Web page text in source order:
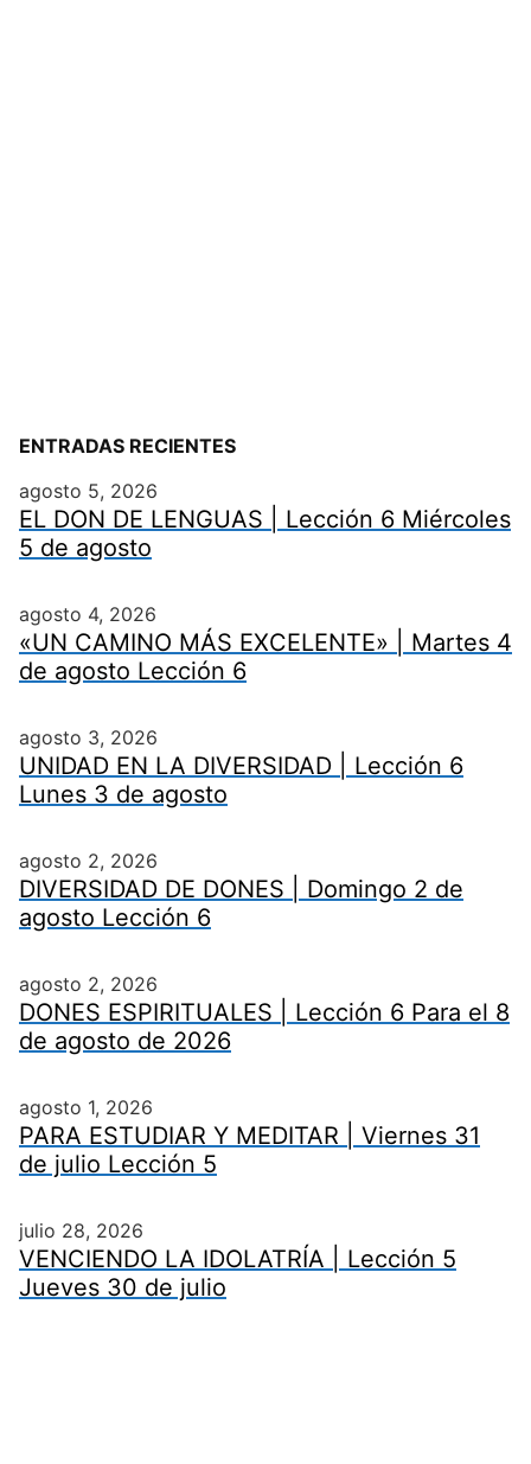
ENTRADAS RECIENTES
agosto 5, 2026
EL DON DE LENGUAS | Lección 6 Miércoles
5 de agosto
agosto 4, 2026
«UN CAMINO MÁS EXCELENTE» | Martes 4
de agosto Lección 6
agosto 3, 2026
UNIDAD EN LA DIVERSIDAD | Lección 6
Lunes 3 de agosto
agosto 2, 2026
DIVERSIDAD DE DONES | Domingo 2 de
agosto Lección 6
agosto 2, 2026
DONES ESPIRITUALES | Lección 6 Para el 8
de agosto de 2026
agosto 1, 2026
PARA ESTUDIAR Y MEDITAR | Viernes 31
de julio Lección 5
julio 28, 2026
VENCIENDO LA IDOLATRÍA | Lección 5
Jueves 30 de julio